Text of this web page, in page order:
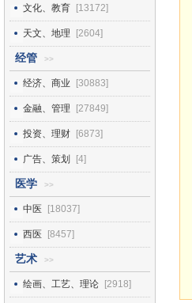
文化、教育 [13172]
天文、地理 [2604]
经管 >>
经济、商业 [30883]
金融、管理 [27849]
投资、理财 [6873]
广告、策划 [4]
医学 >>
中医 [18037]
西医 [8457]
艺术 >>
绘画、工艺、理论 [2918]